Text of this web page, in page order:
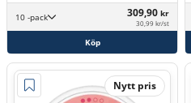
10 -pack 309,90 kr
30,99 kr/st
Köp
Nytt pris